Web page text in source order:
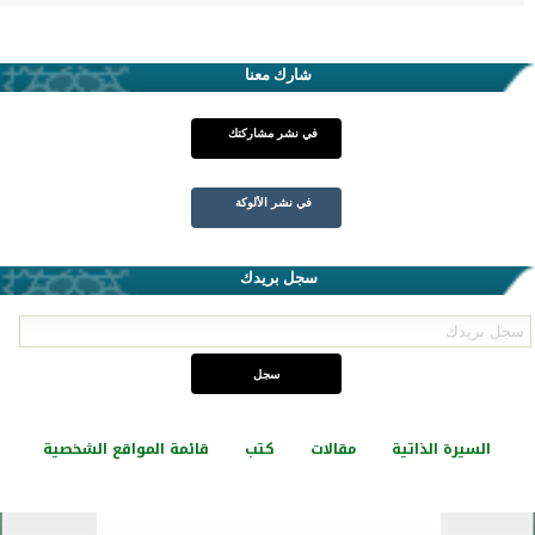
شارك معنا
في نشر مشاركتك
في نشر الألوكة
سجل بريدك
السيرة الذاتية مقالات كتب قائمة المواقع الشخصية